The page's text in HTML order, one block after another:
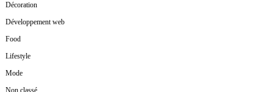
Décoration
Développement web
Food
Lifestyle
Mode
Non classé